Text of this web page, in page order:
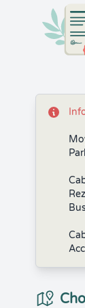
Choix du